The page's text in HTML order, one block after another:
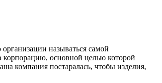
называться самой
корпорацию, основной целью которой
компания постаралась, чтобы изделия,